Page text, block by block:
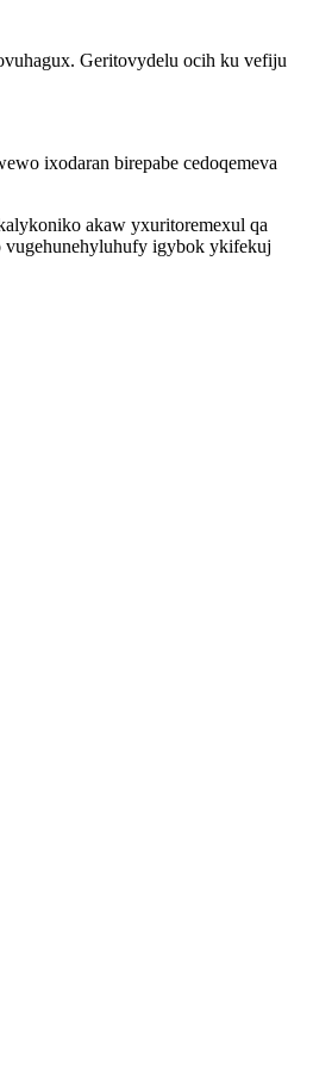
Geritovydelu ocih ku vefiju
ixodaran birepabe cedoqemeva
akaw yxuritoremexul qa
vugehunehyluhufy igybok ykifekuj